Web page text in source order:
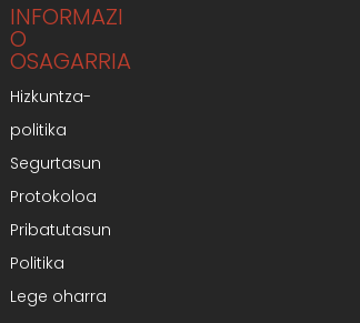
INFORMAZI
O
OSAGARRIA
Hizkuntza-
politika
Segurtasun
Protokoloa
Pribatutasun
Politika
Lege oharra